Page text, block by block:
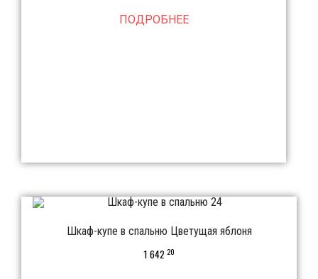
ПОДРОБНЕЕ
Шкаф-купе в спальню Цветущая яблоня
1 642 20